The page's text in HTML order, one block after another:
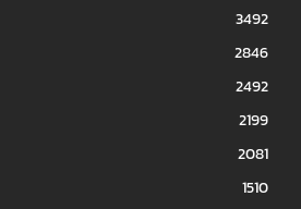
3492
2846
2492
2199
2081
1510